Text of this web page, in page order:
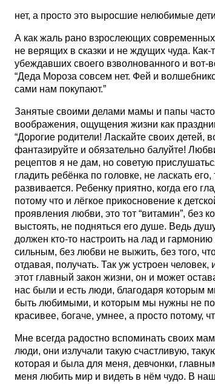
нет, а просто это выросшие нелюбимые
А как жаль рано взрослеющих
не верящих в сказки и не ждущих чуда.
убеждавших своего взволнованного и вот-
“Деда Мороза совсем нет. Фей и
сами нам покупают.”
Занятые своими делами мамы и папы
воображения, ощущения жизни как
“Дорогие родители! Ласкайте своих детей,
фантазируйте и обязательно балуйте!
рецептов я не дам, но советую
гладить ребёнка по головке, не ласкать
развивается. Ребенку приятно, когда его
потому что и лёгкое прикосновение к
проявления любви, это тот “витамин”, без
выстоять, не подняться его душе. Ведь
должен кто-то настроить на лад и
сильным, без любви не выжить, без того,
отдавая, получать. Так уж устроен
этот главный закон жизни, он и может
нас были и есть люди, благодаря которым
быть любимыми, и которым мы нужны не
красивее, богаче, умнее, а просто потому,
Мне всегда радостно вспоминать своих
люди, они излучали такую счастливую,
которая и была для меня, девчонки,
меня любить мир и видеть в нём чудо. В